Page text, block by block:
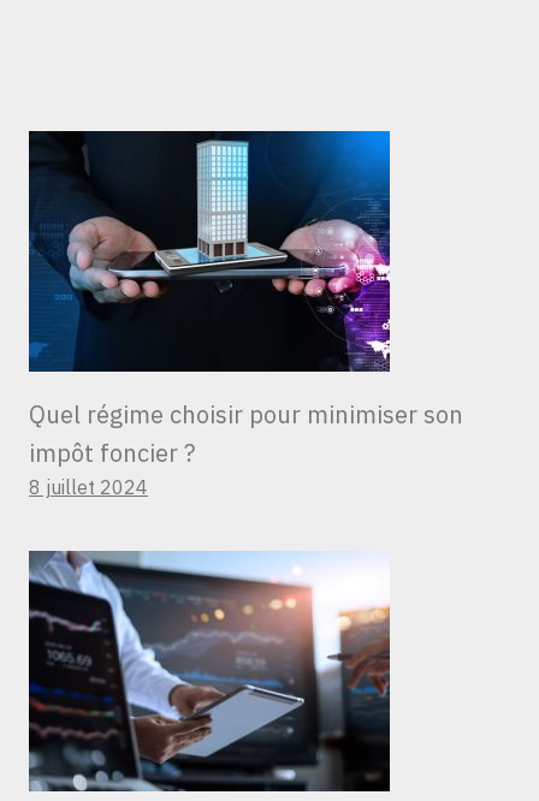
Quel régime choisir pour minimiser son
impôt foncier ?
8 juillet 2024